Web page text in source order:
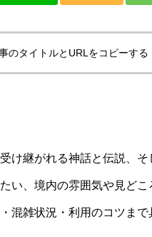
のタイトルとURLをコピーする
け継がれる神話と伝説、
い、境内の雰囲気や見ど
混雑状況・利用のコツま